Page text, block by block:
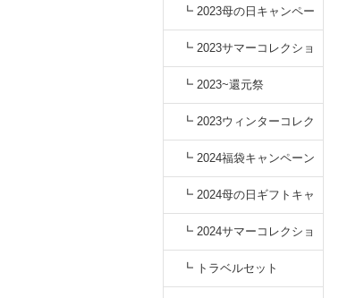
ンペーン
┗ 2023母の日キャンペー
ン
┗ 2023サマーコレクショ
ン
┗ 2023~還元祭
┗ 2023ウィンターコレク
ション
┗ 2024福袋キャンペーン
┗ 2024母の日ギフトキャ
ンペーン
┗ 2024サマーコレクショ
ン
┗ トラベルセット